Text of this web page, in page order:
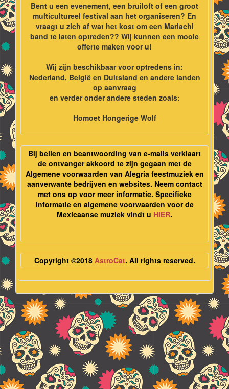
Bent u een evenement, een bruiloft of een groot
multicultureel festival aan het organiseren? En
vraagt u zich af wat het kost om een Mariachi
band te laten optreden?? Wij kunnen een mooie
offerte maken voor u!
Wij zijn beschikbaar voor optredens in:
Nederland, België en Duitsland en andere landen
op aanvraag
en verder onder andere steden zoals:
Homoet Hongerige Wolf
Bij bellen en beantwoording van e-mails verklaart
de ontvanger akkoord te zijn gegaan met de
Algemene voorwaarden van Alegria feestmuziek en
aanverwante bedrijven en websites. Neem contact
met ons op voor meer informatie. Specifieke
informatie en algemene voorwaarden voor de
Mexicaanse muziek vindt u HIER.
Copyright ©2018 AstroCat. All rights reserved.